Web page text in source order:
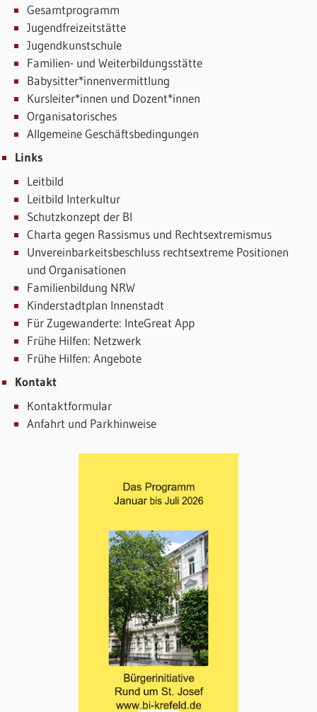
Gesamtprogramm
Jugendfreizeitstätte
Jugendkunstschule
Familien- und Weiterbildungsstätte
Babysitter*innenvermittlung
Kursleiter*innen und Dozent*innen
Organisatorisches
Allgemeine Geschäftsbedingungen
Links
Leitbild
Leitbild Interkultur
Schutzkonzept der BI
Charta gegen Rassismus und Rechtsextremismus
Unvereinbarkeitsbeschluss rechtsextreme Positionen
und Organisationen
Familienbildung NRW
Kinderstadtplan Innenstadt
Für Zugewanderte: InteGreat App
Frühe Hilfen: Netzwerk
Frühe Hilfen: Angebote
Kontakt
Kontaktformular
Anfahrt und Parkhinweise